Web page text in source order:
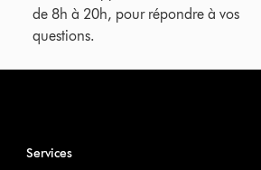
de 8h à 20h, pour répondre à vos
questions.
Services